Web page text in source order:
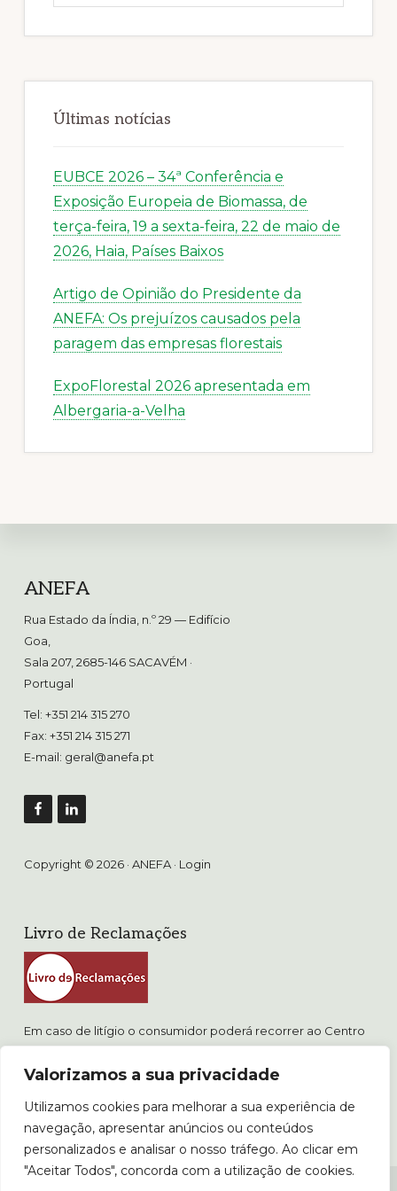
Valorizamos a sua privacidade
Utilizamos cookies para melhorar a sua experiência de
navegação, apresentar anúncios ou conteúdos
personalizados e analisar o nosso tráfego. Ao clicar em
"Aceitar Todos", concorda com a utilização de cookies.
Últimas notícias
EUBCE 2026 – 34ª Conferência e
Exposição Europeia de Biomassa, de
terça-feira, 19 a sexta-feira, 22 de maio de
2026, Haia, Países Baixos
Artigo de Opinião do Presidente da
ANEFA: Os prejuízos causados pela
paragem das empresas florestais
ExpoFlorestal 2026 apresentada em
Albergaria-a-Velha
Footer
ANEFA
Rua Estado da Índia, n.º 29 — Edifício
Goa,
Sala 207, 2685-146 SACAVÉM ·
Portugal
Tel: +351 214 315 270
Fax: +351 214 315 271
E-mail: geral@anefa.pt
Copyright © 2026 · ANEFA · Login
Livro de Reclamações
Em caso de litígio o consumidor poderá recorrer ao Centro
www.consumidor.pt
POLÍTICA DE PRIVACIDADE
POLÍTICA DE COOKIES E PROPRIEDADE INTELECTUAL